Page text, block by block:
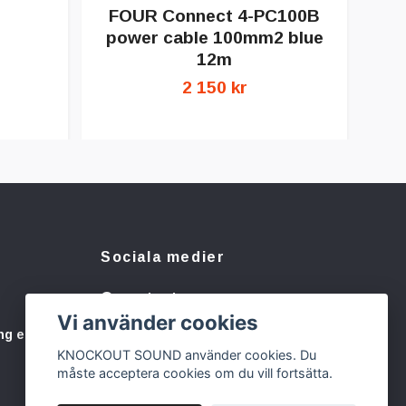
FOUR Connect 4-PC100B
power cable 100mm2 blue
12m
2 150 kr
eller
Sociala medier
Facebook
Instagram
Vi använder cookies
KNOCKOUT SOUND använder cookies. Du
måste acceptera cookies om du vill fortsätta.